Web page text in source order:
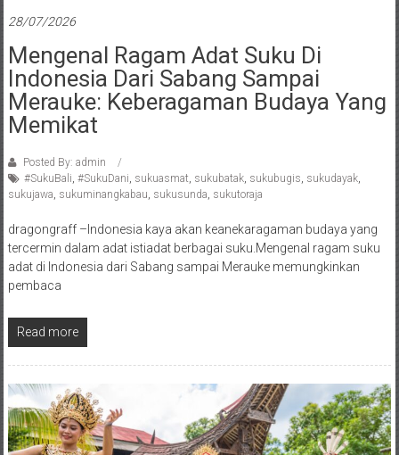
28/07/2026
Mengenal Ragam Adat Suku Di
Indonesia Dari Sabang Sampai
Merauke: Keberagaman Budaya Yang
Memikat
Posted By: admin
#SukuBali, #SukuDani, sukuasmat, sukubatak, sukubugis, sukudayak,
sukujawa, sukuminangkabau, sukusunda, sukutoraja
dragongraff –Indonesia kaya akan keanekaragaman budaya yang
tercermin dalam adat istiadat berbagai suku.Mengenal ragam suku
adat di Indonesia dari Sabang sampai Merauke memungkinkan
pembaca
Read more